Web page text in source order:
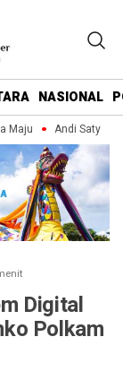
NASIONAL
Andi Satya
Digital
Polkam